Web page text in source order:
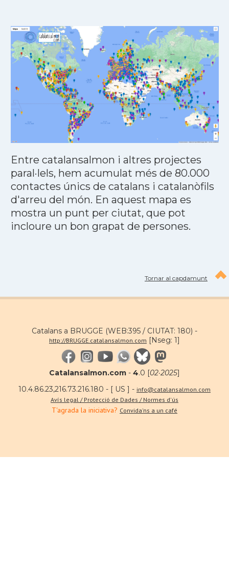
Entre catalansalmon i altres projectes
paral·lels, hem acumulat més de 80.000
contactes únics de catalans i catalanòfils
d'arreu del món. En aquest mapa es
mostra un punt per ciutat, que pot
incloure un bon grapat de persones.
Tornar al capdamunt
Catalans a BRUGGE (WEB:395 / CIUTAT: 180) -
http://BRUGGE.catalansalmon.com [Nseg: 1]
Catalansalmon.com - 4.0 [02·2025]
10.4.86.23,216.73.216.180 - [ US ] - info@catalansalmon.com
Avís legal / Protecció de Dades / Normes d'ús
T'agrada la iniciativa? Convida'ns a un café